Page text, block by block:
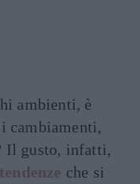
ambienti, è
cambiamenti,
Il gusto, infatti,
che si